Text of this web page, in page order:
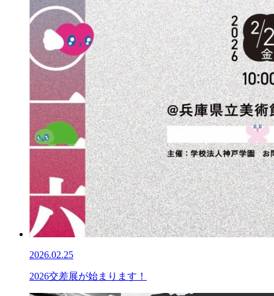
2026.02.25
2026交差展が始まります！